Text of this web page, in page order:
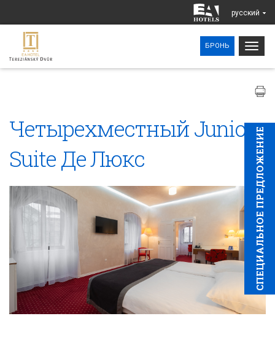
pусский
БРОНЬ
CПЕЦИAЛЬНОЕ ПРЕДЛОЖЕНИЕ
Четырехместный Junior
Suite Де Люкс